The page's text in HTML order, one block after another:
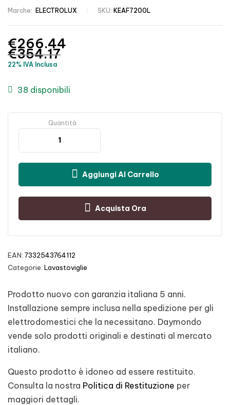
Marche: ELECTROLUX SKU: KEAF7200L
€354.17
€266.44
22% IVA Inclusa
38 disponibili
Quantità
Aggiungi Al Carrello
Acquista Ora
EAN: 7332543764112
Categorie: Lavastoviglie
Prodotto nuovo con garanzia italiana 5 anni.
Installazione sempre inclusa nella spedizione per gli
elettrodomestici che la necessitano. Daymondo
vende solo prodotti originali e destinati al mercato
italiano.
Questo prodotto è idoneo ad essere restituito.
Consulta la nostra Politica di Restituzione per
maggiori dettagli.